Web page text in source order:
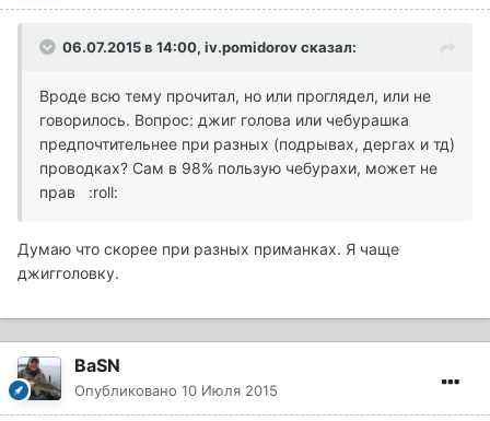
06.07.2015 в 14:00, iv.pomidorov сказал:
Вроде всю тему прочитал, но или проглядел, или не
говорилось. Вопрос: джиг голова или чебурашка
предпочтительнее при разных (подрывах, дергах и тд)
проводках? Сам в 98% пользую чебурахи, может не
прав :roll:
Думаю что скорее при разных приманках. Я чаще
джигголовку.
BaSN
Опубликовано 10 Июля 2015